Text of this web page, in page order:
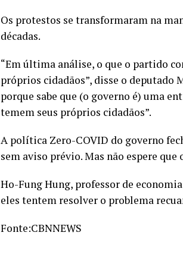
Os protestos se transformaram na
décadas.
“Em última análise, o que o partido
próprios cidadãos”, disse o deputado
porque sabe que (o governo é) uma
temem seus próprios cidadãos”.
A política Zero-COVID do governo
sem aviso prévio. Mas não espere
Ho-Fung Hung, professor de
eles tentem resolver o problema
Fonte:CBNNEWS